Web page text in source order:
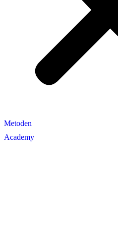
Metoden
Academy